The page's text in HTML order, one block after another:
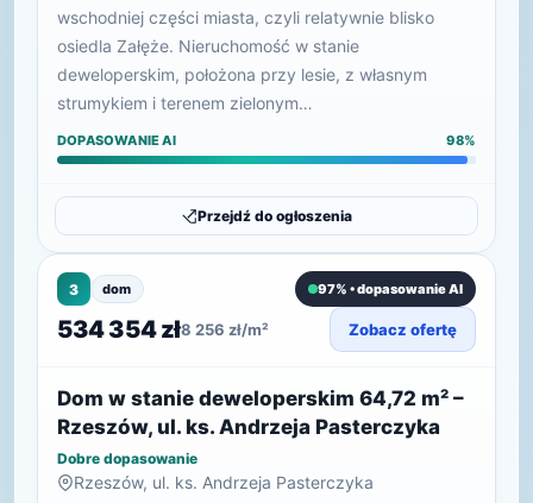
wschodniej części miasta, czyli relatywnie blisko
osiedla Załęże. Nieruchomość w stanie
deweloperskim, położona przy lesie, z własnym
strumykiem i terenem zielonym…
DOPASOWANIE AI 98%
Przejdź do ogłoszenia
3 dom 97% • dopasowanie AI
534 354 zł8 256 zł/m² Zobacz ofertę
Dom w stanie deweloperskim 64,72 m² –
Rzeszów, ul. ks. Andrzeja Pasterczyka
Dobre dopasowanie
Rzeszów, ul. ks. Andrzeja Pasterczyka